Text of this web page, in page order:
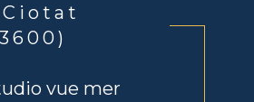
Ciotat
vue mer